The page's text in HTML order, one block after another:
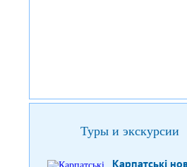
Туры и экскурсии
Карпатські